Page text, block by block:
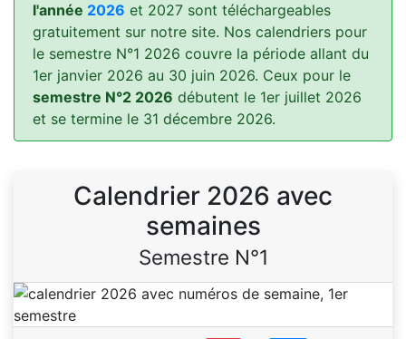
l'année 2026 et 2027 sont téléchargeables
gratuitement sur notre site. Nos calendriers pour
le semestre N°1 2026 couvre la période allant du
1er janvier 2026 au 30 juin 2026. Ceux pour le
semestre N°2 2026 débutent le 1er juillet 2026
et se termine le 31 décembre 2026.
Calendrier 2026 avec
semaines
Semestre N°1